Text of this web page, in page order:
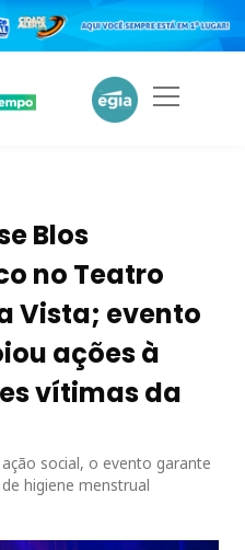
Blos
no Teatro
Vista; evento
ações à
vítimas da
social, o evento garante
higiene menstrual